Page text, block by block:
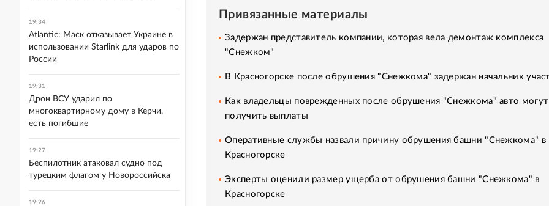
Привязанные материалы
Задержан представитель компании, которая вела демонтаж комплекса
"Снежком"
В Красногорске после обрушения "Снежкома" задержан начальник
Как владельцы поврежденных после обрушения "Снежкома" авто могут
получить выплаты
Оперативные службы назвали причину обрушения башни "Снежкома" в
Красногорске
Эксперты оценили размер ущерба от обрушения башни "Снежкома" в
Красногорске
19:34
Atlantic: Маск отказывает Украине в
использовании Starlink для ударов по
России
19:31
Дрон ВСУ ударил по
многоквартирному дому в Керчи,
есть погибшие
19:27
Беспилотник атаковал судно под
турецким флагом у Новороссийска
19:26